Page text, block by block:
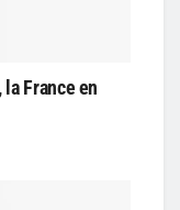
la France en